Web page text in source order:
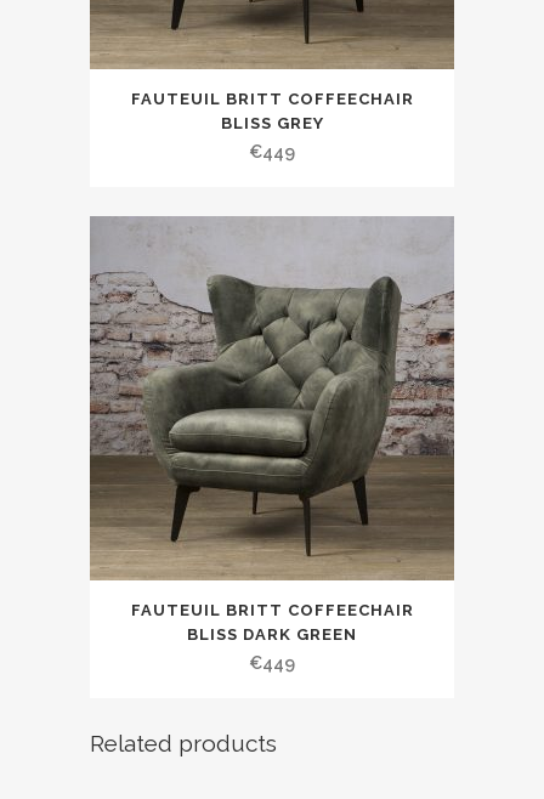
FAUTEUIL BRITT COFFEECHAIR
BLISS GREY
€449
FAUTEUIL BRITT COFFEECHAIR
BLISS DARK GREEN
€449
Related products